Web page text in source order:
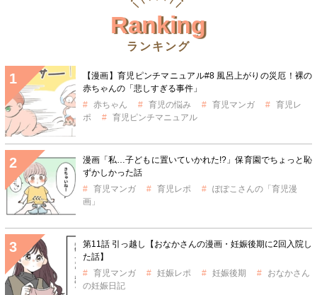
Ranking
ランキング
【漫画】育児ピンチマニュアル#8 風呂上がりの災厄！裸の
赤ちゃんの「悲しすぎる事件」
赤ちゃん
育児の悩み 育児マンガ
育児レ
ポ
育児ピンチマニュアル
漫画「私…子どもに置いていかれた!?」保育園でちょっと恥
ずかしかった話
育児マンガ
育児レポ
ぽぽこさんの「育児漫
画」
第11話 引っ越し【おなかさんの漫画・妊娠後期に2回入院し
た話】
育児マンガ
妊娠レポ 妊娠後期
おなかさん
の妊娠日記